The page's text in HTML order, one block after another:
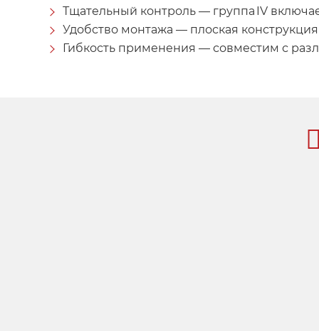
Тщательный контроль — группа IV
Удобство монтажа — плоская
Гибкость применения — совместим с